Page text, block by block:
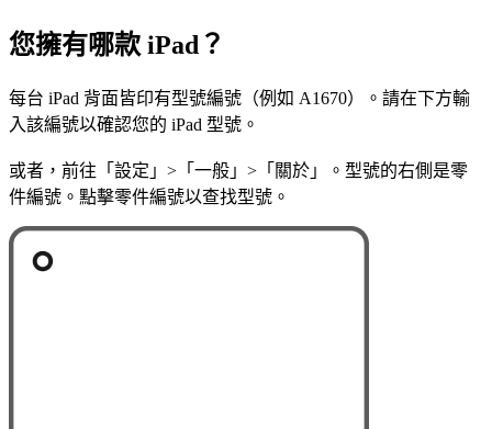
您擁有哪款 iPad？
每台 iPad 背面皆印有型號編號（例如 A1670）。請在下方輸
入該編號以確認您的 iPad 型號。
或者，前往「設定」>「一般」>「關於」。型號的右側是零
件編號。點擊零件編號以查找型號。